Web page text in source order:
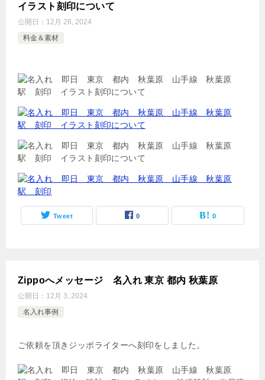
イラスト刻印について
公開日： 12月 26, 2024
料金＆素材
Tweet 0 0
Zippoへメッセージ 名入れ 東京 都内 秋葉原
公開日： 12月 3, 2024
名入れ事例
ご依頼を頂きジッポライターへ刻印をしました。